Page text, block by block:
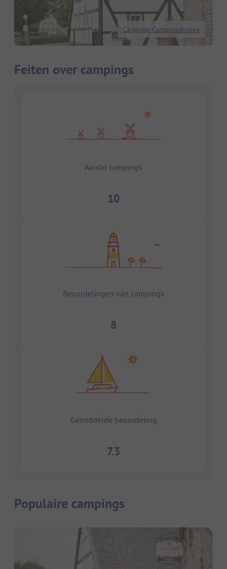
Camping Cottesserhoeve
Feiten over campings
Aantal campings
10
Beoordelingen van campings
8
Gemiddelde beoordeling
7.3
Populaire campings